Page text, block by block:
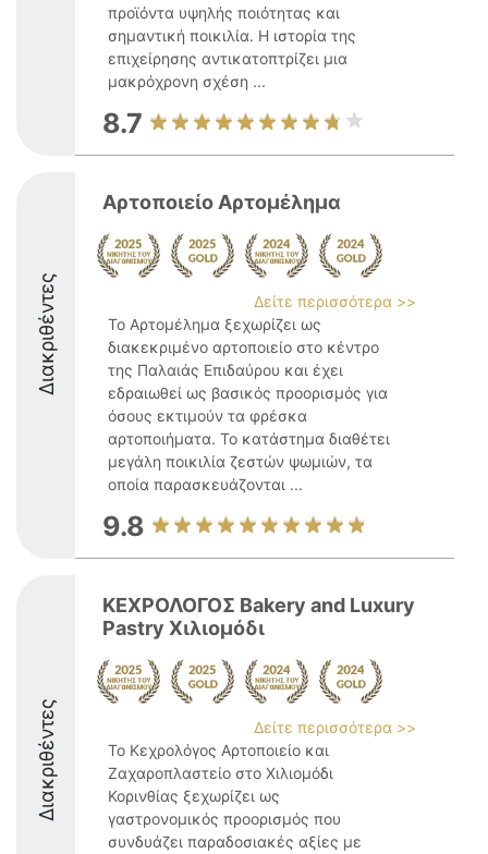
προϊόντα υψηλής ποιότητας και
σημαντική ποικιλία. Η ιστορία της
επιχείρησης αντικατοπτρίζει μια
μακρόχρονη σχέση ...
8.7
Διακριθέντες
Αρτοποιείο Αρτομέλημα
Δείτε περισσότερα >>
Το Αρτομέλημα ξεχωρίζει ως
διακεκριμένο αρτοποιείο στο κέντρο
της Παλαιάς Επιδαύρου και έχει
εδραιωθεί ως βασικός προορισμός για
όσους εκτιμούν τα φρέσκα
αρτοποιήματα. Το κατάστημα διαθέτει
μεγάλη ποικιλία ζεστών ψωμιών, τα
οποία παρασκευάζονται ...
9.8
Διακριθέντες
ΚΕΧΡΟΛΟΓΟΣ Bakery and Luxury
Pastry Χιλιομόδι
Δείτε περισσότερα >>
Το Κεχρολόγος Αρτοποιείο και
Ζαχαροπλαστείο στο Χιλιομόδι
Κορινθίας ξεχωρίζει ως
γαστρονομικός προορισμός που
συνδυάζει παραδοσιακές αξίες με